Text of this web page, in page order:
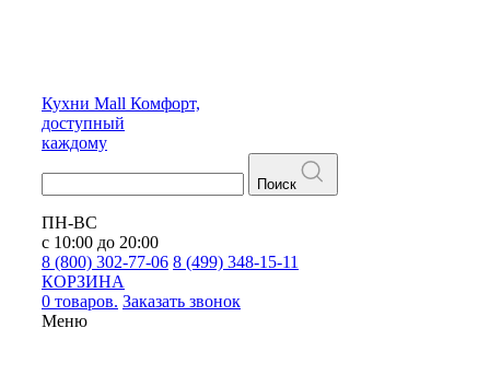
Кухни Mall Комфорт,
доступный
каждому
Поиск
ПН-ВС
с 10:00 до 20:00
8 (800) 302-77-06 8 (499) 348-15-11
КОРЗИНА
0 товаров. Заказать звонок
Меню